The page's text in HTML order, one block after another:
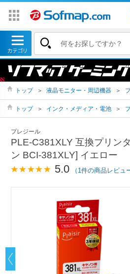
トップ ＞ 液晶モニター・周辺機器 ＞
トップ ＞ インク・メディア・電池 ＞
プレジール
PLE-C381XLY 互換プリン
ン BCI-381XLY] イエロー
5.0 （1件の商品レビュ